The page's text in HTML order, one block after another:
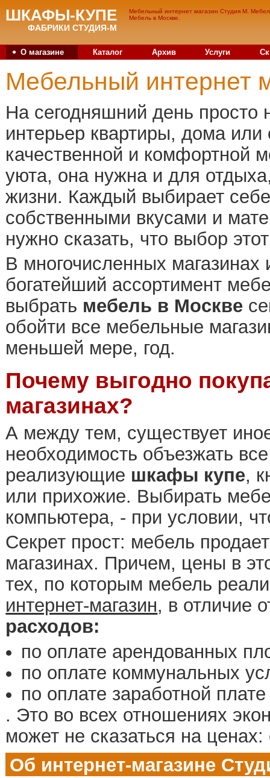
Мебельный интернет магазин Студия М.
Мебель в Москве.
ШКАФЫ-КУПЕ
ФАБРИКИ СТУДИЯ-М
• О магазине Каталог Архив Услуги
Мебельный интернет
На сегодняшний день просто
интерьер квартиры, дома
качественной и комфортной
уюта, она нужна и для
жизни. Каждый выбирает
собственными вкусами и
нужно сказать, что выбор
В многочисленных магазинах
богатейший ассортимент
выбрать мебель в Москве
обойти все мебельные
меньшей мере, год.
Почему выгодно
магазинах?
А между тем, существует
необходимость объезжать
реализующие шкафы купе,
или прихожие. Выбирать
компьютера, - при условии,
Секрет прост: мебель
магазинах. Причем, цены в
тех, по которым мебель
интернет-магазин, в отличие
расходов:
по оплате арендованных
по оплате коммунальных
по оплате заработной
. Это во всех отношениях
может не сказаться на
Об интернет-магазине